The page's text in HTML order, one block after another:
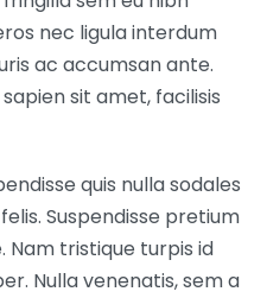
nec ligula interdum
ac accumsan ante.
sit amet, facilisis
quis nulla sodales
Suspendisse pretium
Nam tristique turpis id
Nulla venenatis, sem a